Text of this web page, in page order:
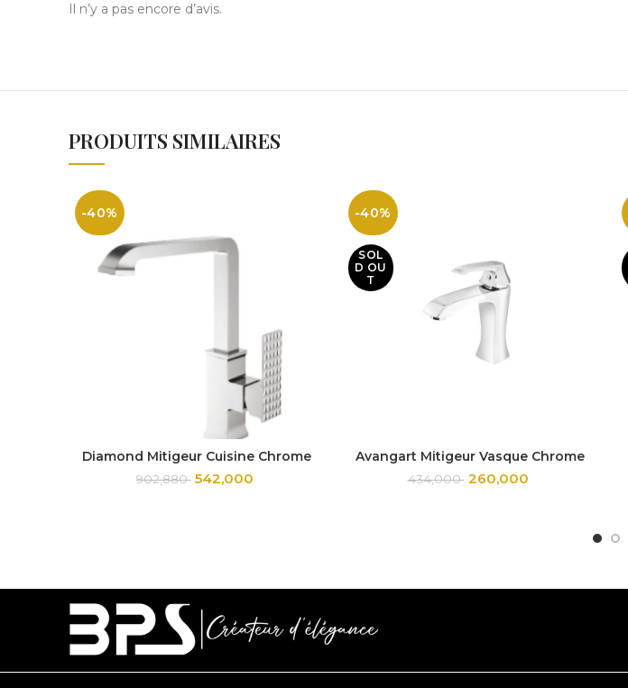
Il n’y a pas encore d’avis.
PRODUITS SIMILAIRES
-40%
Diamond Mitigeur Cuisine Chrome
902,880 542,000
-40%
SOL
D OU
T
Avangart Mitigeur Vasque Chrome
434,000 260,000